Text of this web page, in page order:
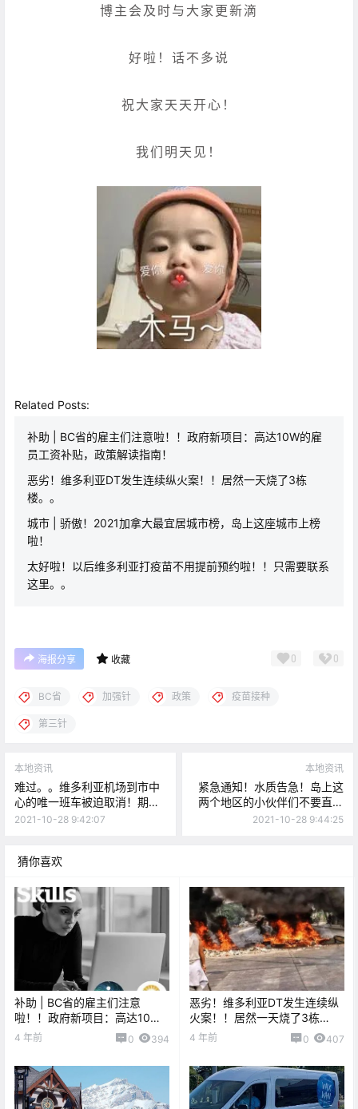
博主会及时与大家更新滴
好啦！话不多说
祝大家天天开心！
我们明天见！
Related Posts:
补助 | BC省的雇主们注意啦！！政府新项目：高达10W的雇
员工资补贴，政策解读指南！
恶劣！维多利亚DT发生连续纵火案！！居然一天烧了3栋
楼。。
城市 | 骄傲！2021加拿大最宜居城市榜，岛上这座城市上榜
啦！
太好啦！以后维多利亚打疫苗不用提前预约啦！！只需要联系
这里。。
海报分享 收藏 0 0
BC省 加强针 政策 疫苗接种
第三针
本地资讯
难过。。维多利亚机场到市中
心的唯一班车被迫取消！期
待，星爸爸要在DT开新店
2021-10-28 9:42:07
本地资讯
紧急通知！水质告急！岛上这
两个地区的小伙伴们不要直接
喝自来水了！
2021-10-28 9:44:25
猜你喜欢
补助 | BC省的雇主们注意
啦！！政府新项目：高达10W
的雇员工资补贴，政策解读指
4 年前 0 394
恶劣！维多利亚DT发生连续纵
火案！！居然一天烧了3栋
楼。。
4 年前 0 407